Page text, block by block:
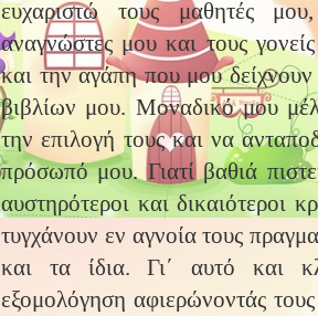
ευχαριστώ τους μαθητές
αναγνώστες μου και τους
και την αγάπη που μου
βιβλίων μου. Μοναδικό μου
την επιλογή τους και να
πρόσωπό μου. Γιατί βαθιά
αυστηρότεροι και δικαιότεροι
τυγχάνουν εν αγνοία τους
και τα ίδια. Γι΄ αυτό και
εξομολόγηση αφιερώνοντάς